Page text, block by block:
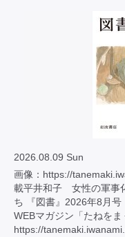
2026.08.09 Sun
画像：https://
載平井和子 女性の軍事
ち 『図書』2026年8月
WEBマガジン「たねをま
https://